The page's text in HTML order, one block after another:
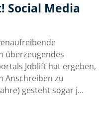
Social Media
überzeugendes
Joblift hat ergeben,
Anschreiben zu
gesteht sogar j…